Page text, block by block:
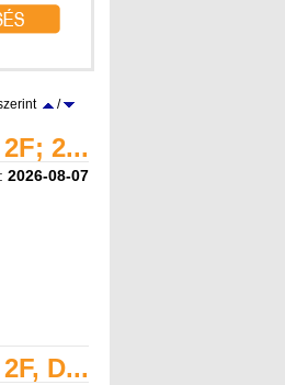
/
2...
2026-08-07
D...